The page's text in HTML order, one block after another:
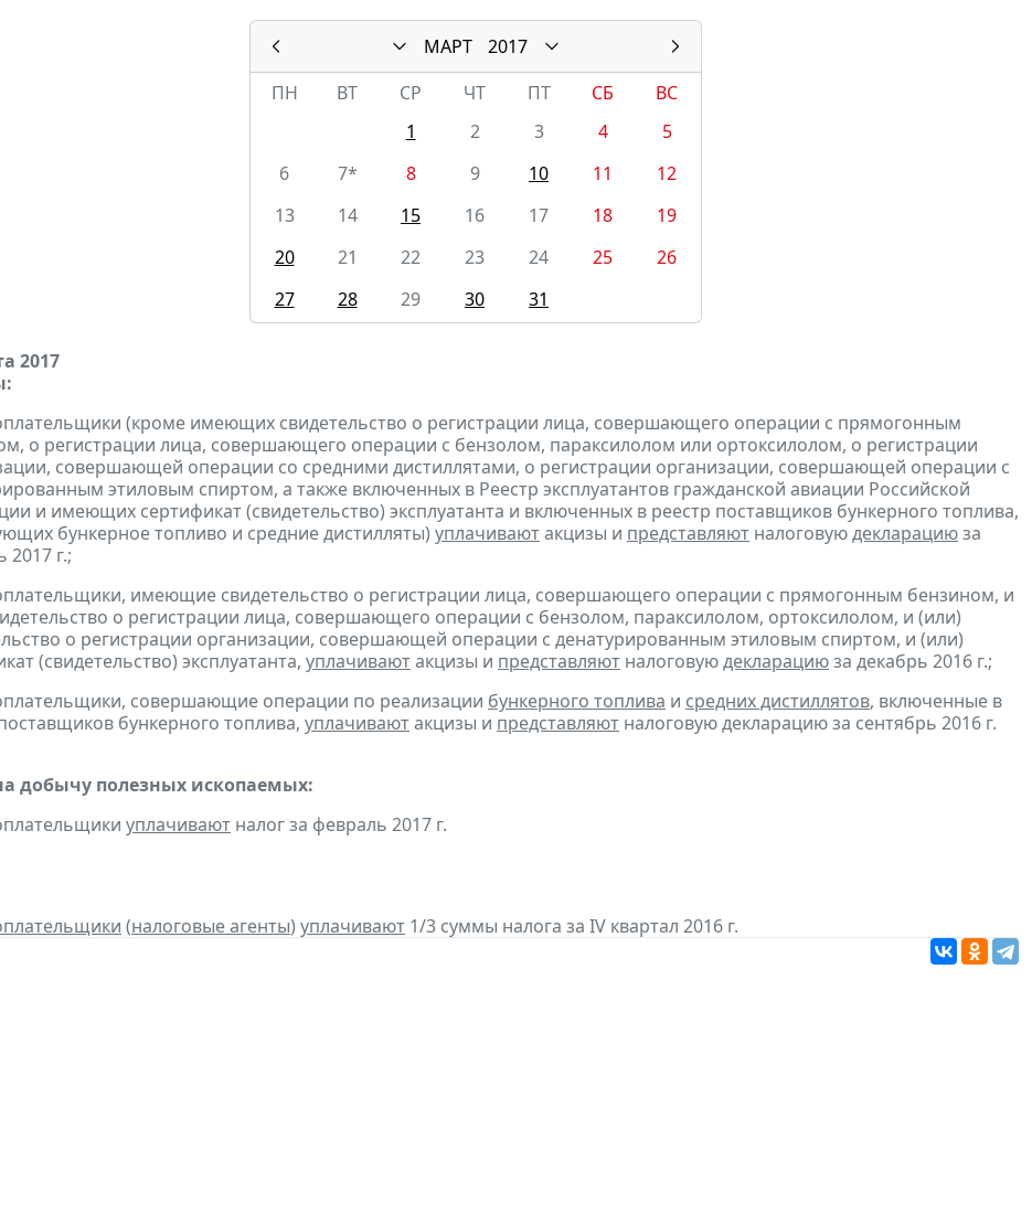
МАРТ
2017
ПН
ВТ СР ЧТ ПТ СБ
ВС
1
2 3 4
5
6
7* 8 9 10 11
12
13
14 15 16 17 18
19
20
21 22 23 24 25
26
27
28 29 30 31
2017
(кроме имеющих свидетельство о регистрации лица, совершающего операции с прямогонным
о регистрации лица, совершающего операции с бензолом, параксилолом или ортоксилолом, о регистрации
совершающей операции со средними дистиллятами, о регистрации организации, совершающей операции с
этиловым спиртом, а также включенных в Реестр эксплуатантов гражданской авиации Российской
и имеющих сертификат (свидетельство) эксплуатанта и включенных в реестр поставщиков бункерного топлива,
бункерное топливо и средние дистилляты) уплачиваютакцизы и представляют налоговуюдекларациюза
2017 г.;
имеющие свидетельство о регистрации лица, совершающего операции с прямогонным бензином, и
о регистрации лица, совершающего операции с бензолом, параксилолом, ортоксилолом, и (или)
о регистрации организации, совершающей операции с денатурированным этиловым спиртом, и (или)
(свидетельство) эксплуатанта, уплачиваютакцизы и представляют налоговуюдекларациюза декабрь 2016 г.;
совершающие операции по реализации бункерного топлива и средних дистиллятов, включенные в
бункерного топлива, уплачиваютакцизы и представляют налоговую декларацию за сентябрь 2016 г.
добычу полезных ископаемых:
уплачивают налог за февраль 2017 г.
(налоговые агенты) уплачивают 1/3 суммы налога за IV квартал 2016 г.